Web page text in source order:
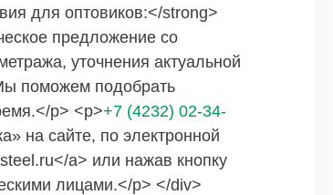
для оптовиков:</strong>
предложение со
уточнения актуальной
поможем подобрать
p> <p>+7 (4232) 02-34-
на сайте, по электронной
a> или нажав кнопку
лицами.</p> </div>